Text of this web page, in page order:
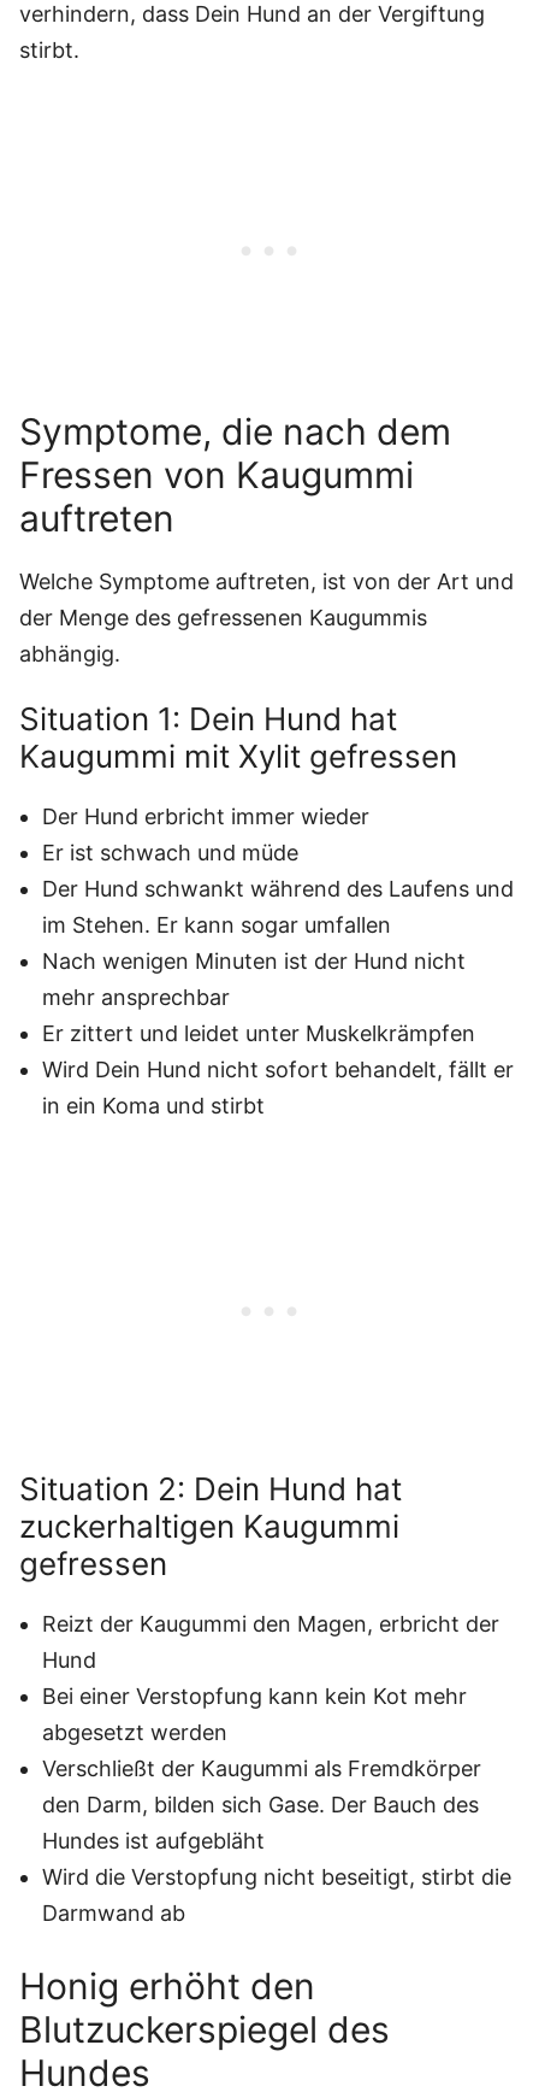
verhindern, dass Dein Hund an der Vergiftung
stirbt.
Symptome, die nach dem
Fressen von Kaugummi
auftreten
Welche Symptome auftreten, ist von der Art und
der Menge des gefressenen Kaugummis
abhängig.
Situation 1: Dein Hund hat
Kaugummi mit Xylit gefressen
Der Hund erbricht immer wieder
Er ist schwach und müde
Der Hund schwankt während des Laufens und
im Stehen. Er kann sogar umfallen
Nach wenigen Minuten ist der Hund nicht
mehr ansprechbar
Er zittert und leidet unter Muskelkrämpfen
Wird Dein Hund nicht sofort behandelt, fällt er
in ein Koma und stirbt
Situation 2: Dein Hund hat
zuckerhaltigen Kaugummi
gefressen
Reizt der Kaugummi den Magen, erbricht der
Hund
Bei einer Verstopfung kann kein Kot mehr
abgesetzt werden
Verschließt der Kaugummi als Fremdkörper
den Darm, bilden sich Gase. Der Bauch des
Hundes ist aufgebläht
Wird die Verstopfung nicht beseitigt, stirbt die
Darmwand ab
Honig erhöht den
Blutzuckerspiegel des
Hundes